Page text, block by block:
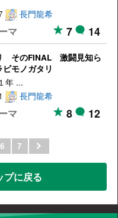
長門龍希
マ 7 14
そのFINAL 激闘見知ら
モノガタリ
年 ...
長門龍希
マ 8 12
6 7
プに戻る